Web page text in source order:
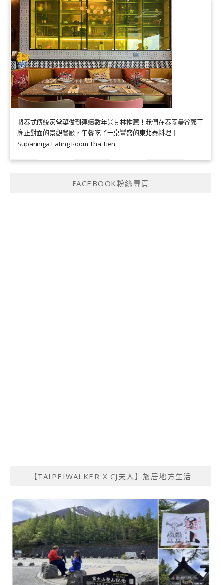
將泰式傳統家常菜做到連續數年米其林推薦！我們在泰國曼谷鄭王
廟正對面的景觀餐廳，午餐吃了一桌豐盛的東北泰料理｜
Supanniga Eating Room Tha Tien
FACEBOOK粉絲專頁
【TAIPEIWALKER X CJ夫人】旅居地方生活